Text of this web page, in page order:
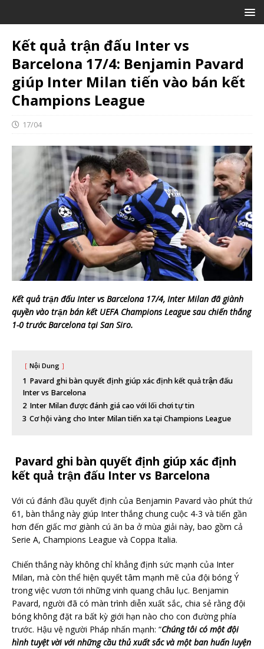
Kết quả trận đấu Inter vs
Barcelona 17/4: Benjamin Pavard
giúp Inter Milan tiến vào bán kết
Champions League
17/04
Kết quả trận đấu Inter vs Barcelona 17/4, Inter Milan đã giành
quyền vào trận bán kết UEFA Champions League sau chiến thắng
1-0 trước Barcelona tại San Siro.
Nội Dung
1 Pavard ghi bàn quyết định giúp xác định kết quả trận đấu
Inter vs Barcelona
2 Inter Milan được đánh giá cao với lối chơi tự tin
3 Cơ hội vàng cho Inter Milan tiến xa tại Champions League
Pavard ghi bàn quyết định giúp xác định
kết quả trận đấu Inter vs Barcelona
Với cú đánh đầu quyết định của Benjamin Pavard vào phút thứ
61, bàn thắng này giúp Inter thắng chung cuộc 4-3 và tiến gần
hơn đến giấc mơ giành cú ăn ba ở mùa giải này, bao gồm cả
Serie A, Champions League và Coppa Italia.
Chiến thắng này không chỉ khẳng định sức mạnh của Inter
Milan, mà còn thể hiện quyết tâm mạnh mẽ của đội bóng Ý
trong việc vươn tới những vinh quang châu lục. Benjamin
Pavard, người đã có màn trình diễn xuất sắc, chia sẻ rằng đội
bóng không đặt ra bất kỳ giới hạn nào cho con đường phía
trước. Hậu vệ người Pháp nhấn mạnh: “Chúng tôi có một đội
hình tuyệt vời với những cầu thủ xuất sắc và một ban huấn luyện